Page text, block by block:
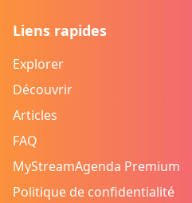
Liens rapides
Explorer
Découvrir
Articles
FAQ
MyStreamAgenda Premium
Politique de confidentialité